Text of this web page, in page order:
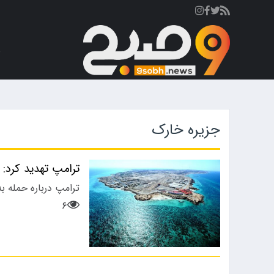
جزیره خارک
ترامپ تهدید کرد: خطوط
ترامپ درباره حمله
۶